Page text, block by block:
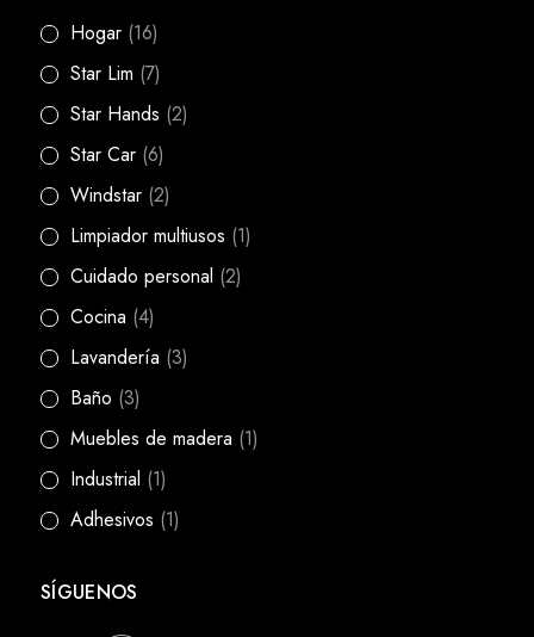
Hogar (16)
Star Lim (7)
Star Hands (2)
Star Car (6)
Windstar (2)
Limpiador multiusos (1)
Cuidado personal (2)
Cocina (4)
Lavandería (3)
Baño (3)
Muebles de madera (1)
Industrial (1)
Adhesivos (1)
SÍGUENOS